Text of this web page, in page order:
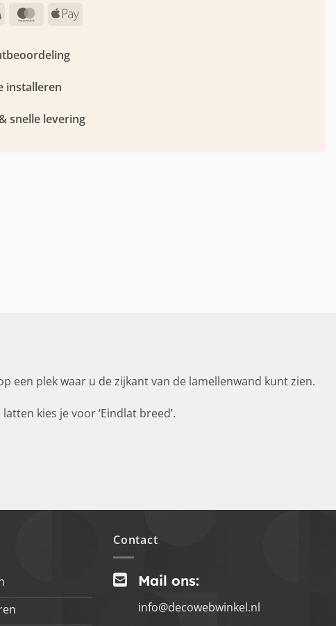
Visa MasterCard
Apple
installeren
snelle levering
een plek waar u de zijkant van de lamellenwand kunt zien.
kies je voor ‘Eindlat breed’.
Contact
Mail ons:
info@decowebwinkel.nl